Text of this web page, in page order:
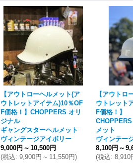
【アウトローヘルメット(ア
ウトレットアイテム)10％OF
F価格！】CHOPPERS オリ
ジナル
ギャングスターヘルメット
ヴィンテージアイボリー
9,000円 ～ 10,500円
(税込: 9,900円 ～ 11,550円)
【アウトロ
ウトレット
F価格！】
メット
ヴィンテー
8,100円 ～
(税込: 8,910